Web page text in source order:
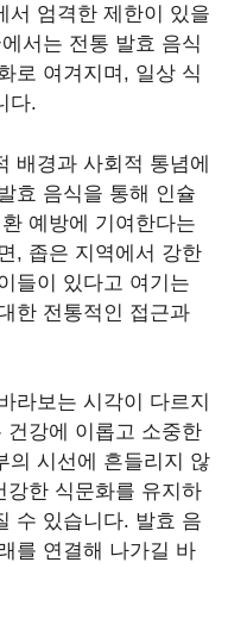
서 엄격한 제한이 있을
서는 전통 발효 음식
로 여겨지며, 일상 식
다.
배경과 사회적 통념에
효 음식을 통해 인슐
예방에 기여한다는
, 좁은 지역에서 강한
들이 있다고 여기는
한 전통적인 접근과
라보는 시각이 다르지
건강에 이롭고 소중한
의 시선에 흔들리지 않
강한 식문화를 유지하
수 있습니다. 발효 음
를 연결해 나가길 바